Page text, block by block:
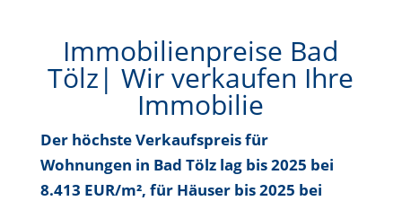
Immobilienpreise Bad
Tölz| Wir verkaufen Ihre
Immobilie
Der höchste Verkaufspreis für
Wohnungen in Bad Tölz lag bis2025 bei
8.413 EUR/m², für Häuser bis2025 bei